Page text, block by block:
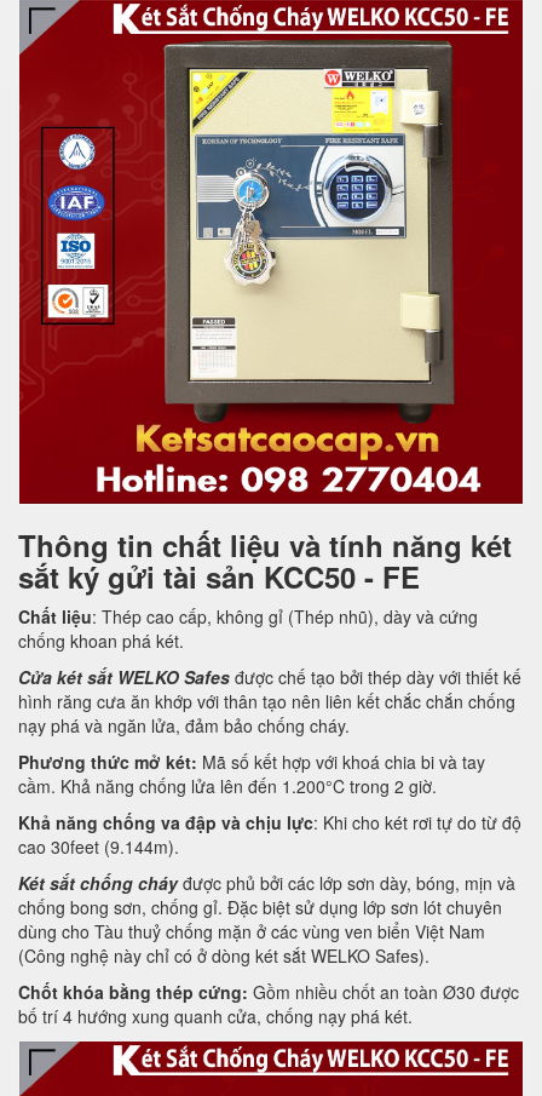
Thông tin chất liệu và tính năng két
sắt ký gửi tài sản KCC50 - FE
Chất liệu: Thép cao cấp, không gỉ (Thép nhũ), dày và cứng
chống khoan phá két.
Cửa két sắt WELKO Safes được chế tạo bởi thép dày với thiết kế
hình răng cưa ăn khớp với thân tạo nên liên kết chắc chắn chống
nạy phá và ngăn lửa, đảm bảo chống cháy.
Phương thức mở két: Mã số kết hợp với khoá chia bi và tay
cầm. Khả năng chống lửa lên đến 1.200°C trong 2 giờ.
Khả năng chống va đập và chịu lực: Khi cho két rơi tự do từ độ
cao 30feet (9.144m).
Két sắt chống cháyđược phủ bởi các lớp sơn dày, bóng, mịn và
chống bong sơn, chống gỉ. Đặc biệt sử dụng lớp sơn lót chuyên
dùng cho Tàu thuỷ chống mặn ở các vùng ven biển Việt Nam
(Công nghệ này chỉ có ở dòng két sắt WELKO Safes).
Chốt khóa bằng thép cứng: Gồm nhiều chốt an toàn Ø30 được
bố trí 4 hướng xung quanh cửa, chống nạy phá két.